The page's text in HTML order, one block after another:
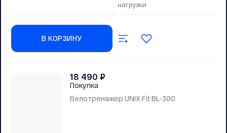
нагрузки
В КОРЗИНУ
18 490 ₽
Покупка
Велотренажер UNIX Fit BL-300